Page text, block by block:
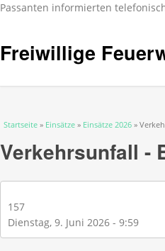
Passanten informierten
Freiwillige
Sie sind hier
Startseite » Einsätze » Einsätze 2026 »
Verkehrsunfall -
157
Dienstag, 9. Juni 2026 - 9:59